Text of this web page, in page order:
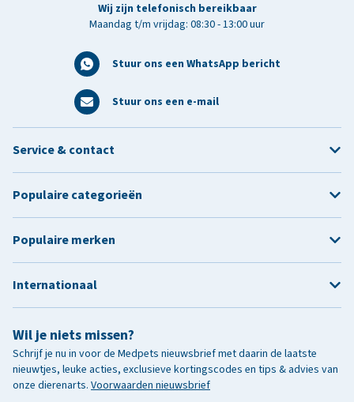
Wij zijn telefonisch bereikbaar
Maandag t/m vrijdag: 08:30 - 13:00 uur
Stuur ons een WhatsApp bericht
Stuur ons een e-mail
Wil je niets missen?
Schrijf je nu in voor de Medpets nieuwsbrief met daarin de laatste
nieuwtjes, leuke acties, exclusieve kortingscodes en tips & advies van
onze dierenarts. Voorwaarden nieuwsbrief
Service & contact
Populaire categorieën
Populaire merken
Internationaal